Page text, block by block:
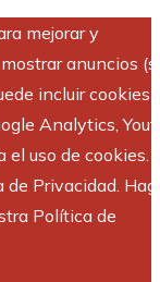
mejorar y
anuncios
incluir cookies
Analytics,
uso de cookies.
Privacidad.
Política de